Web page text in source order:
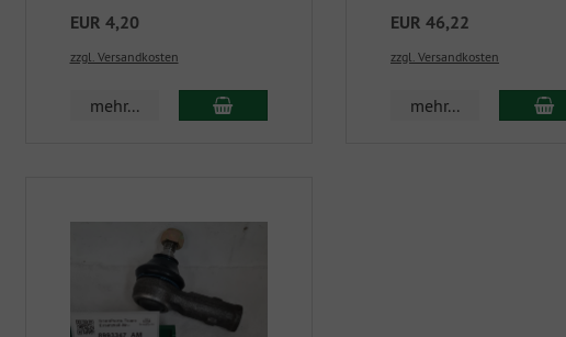
EUR 4,20
zzgl. Versandkosten
mehr...
EUR 46,22
zzgl. Versandkosten
mehr...